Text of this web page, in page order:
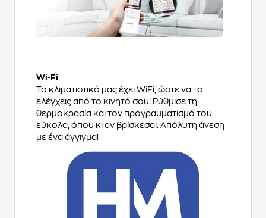
Wi-Fi
Το κλιματιστικό μας έχει WiFi, ώστε να το
ελέγχεις από το κινητό σου! Ρύθμισε τη
θερμοκρασία και τον προγραμματισμό του
εύκολα, όπου κι αν βρίσκεσαι. Απόλυτη άνεση
με ένα άγγιγμα!